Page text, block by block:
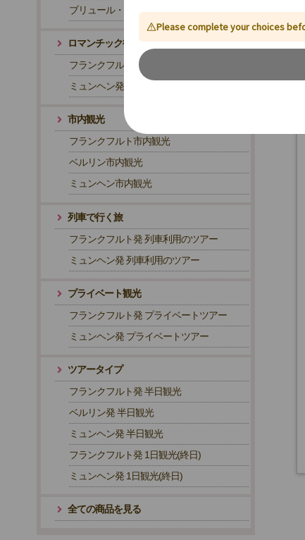
ブリュール・アウグストゥスブルク城
ロマンチック街道
フランクフルト発 ロマンチック街道ツアー
ミュンヘン発 ロマンチック街道ツアー
市内観光
フランクフルト市内観光
ベルリン市内観光
ミュンヘン市内観光
列車で行く旅
フランクフルト発 列車利用のツアー
ミュンヘン発 列車利用のツアー
プライベート観光
フランクフルト発 プライベートツアー
ミュンヘン発 プライベートツアー
ツアータイプ
フランクフルト発 半日観光
ベルリン発 半日観光
ミュンヘン発 半日観光
フランクフルト発 1日観光(終日)
ミュンヘン発 1日観光(終日)
全ての商品を見る